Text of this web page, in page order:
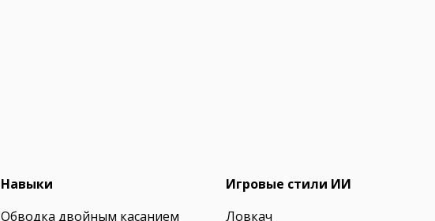
Навыки
Обводка двойным касанием
Игровые стили ИИ
Ловкач